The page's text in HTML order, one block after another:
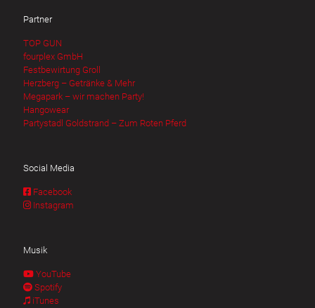
Partner
TOP GUN
fourplex GmbH
Festbewirtung Groll
Herzberg – Getränke & Mehr
Megapark – wir machen Party!
Hangowear
Partystadl Goldstrand – Zum Roten Pferd
Social Media
Facebook
Instagram
Musik
YouTube
Spotify
iTunes